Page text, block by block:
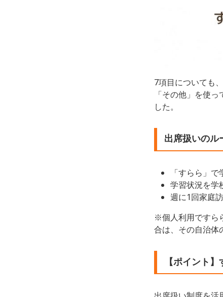
7項目についても
「その他」を使
した。
出席扱いのル
「すらら」
学習状況を学
週に1回家庭
※個人利用ですら
合は、その自治体
【ポイント